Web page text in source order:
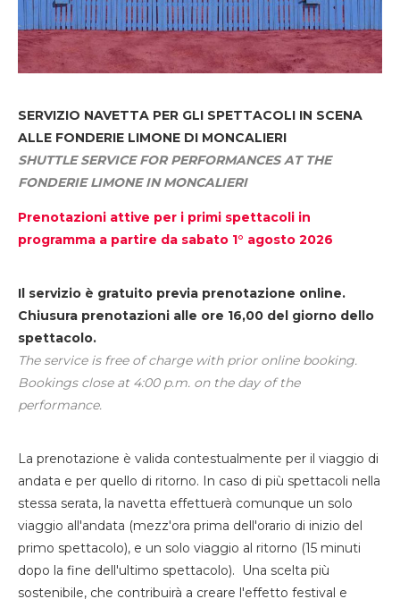
SERVIZIO NAVETTA PER GLI SPETTACOLI IN SCENA
ALLE FONDERIE LIMONE DI MONCALIERI
SHUTTLE SERVICE FOR PERFORMANCES AT THE
FONDERIE LIMONE IN MONCALIERI
Prenotazioni attive per i primi spettacoli in
programma a partire da sabato 1° agosto 2026
Il servizio è gratuito previa prenotazione online.
Chiusura prenotazioni alle ore 16,00 del giorno dello
spettacolo.
The service is free of charge with prior online booking.
Bookings close at 4:00 p.m. on the day of the
performance.
La prenotazione è valida contestualmente per il viaggio di
andata e per quello di ritorno. In caso di più spettacoli nella
stessa serata, la navetta effettuerà comunque un solo
viaggio all'andata (mezz'ora prima dell'orario di inizio del
primo spettacolo), e un solo viaggio al ritorno (15 minuti
dopo la fine dell'ultimo spettacolo). Una scelta più
sostenibile, che contribuirà a creare l'effetto festival e